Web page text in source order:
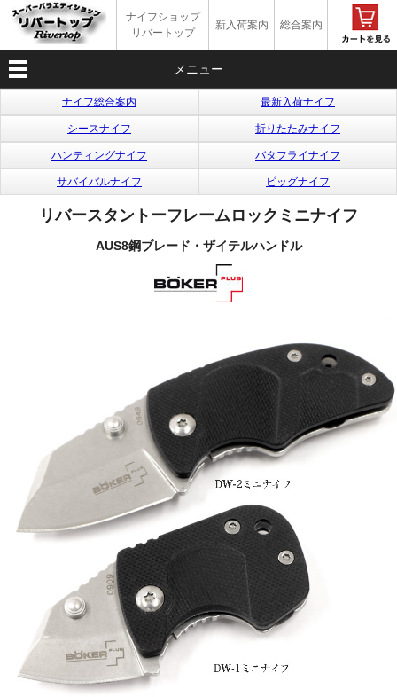
ナイフショップ
リバートップ
新入荷案内 総合案内
メニュー
ナイフ総合案内 最新入荷ナイフ
シースナイフ 折りたたみナイフ
ハンティングナイフ バタフライナイフ
サバイバルナイフ ビッグナイフ
リバースタントーフレームロックミニナイフ
AUS8鋼ブレード・ザイテルハンドル